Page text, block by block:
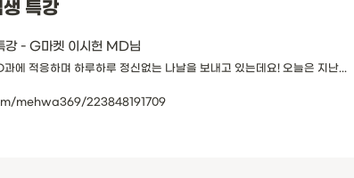
특강
- G마켓 이시헌 MD님
에 적응하며 하루하루 정신없는 나날을 보내고 있는데요! 오늘은 지난...
mehwa369/223848191709